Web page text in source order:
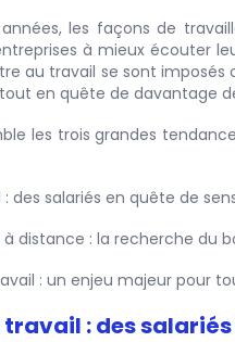
les façons de
à mieux écouter
au travail se sont
tout en quête de davantage
les trois grandes
des salariés en quête de
distance : la recherche du
: un enjeu majeur pour
: des salariés